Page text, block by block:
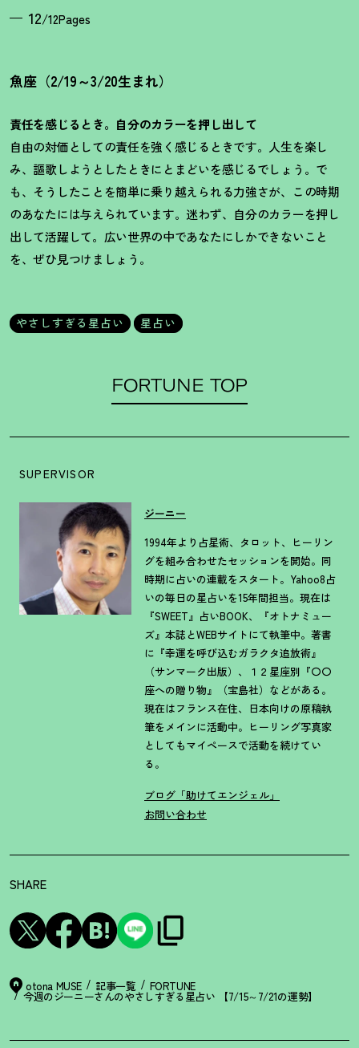
12/12Pages
魚座（2/19～3/20生まれ）
責任を感じるとき。自分のカラーを押し出して
自由の対価としての責任を強く感じるときです。人生を楽し
み、謳歌しようとしたときにとまどいを感じるでしょう。で
も、そうしたことを簡単に乗り越えられる力強さが、この時期
のあなたには与えられています。迷わず、自分のカラーを押し
出して活躍して。広い世界の中であなたにしかできないこと
を、ぜひ見つけましょう。
やさしすぎる星占い 星占い
FORTUNE TOP
SUPERVISOR
ジーニー
1994年より占星術、タロット、ヒーリン
グを組み合わせたセッションを開始。同
時期に占いの連載をスタート。Yahoo8占
いの毎日の星占いを15年間担当。現在は
『SWEET』占いBOOK、『オトナミュー
ズ』本誌とWEBサイトにて執筆中。著書
に『幸運を呼び込むガラクタ追放術』
（サンマーク出版）、１２星座別『〇〇
座への贈り物』（宝島社）などがある。
現在はフランス在住、日本向けの原稿執
筆をメインに活動中。ヒーリング写真家
としてもマイペースで活動を続けてい
る。
ブログ「助けてエンジェル」
お問い合わせ
SHARE
otona MUSE 記事一覧 FORTUNE
今週のジーニーさんのやさしすぎる星占い 【7/15～7/21の運勢】